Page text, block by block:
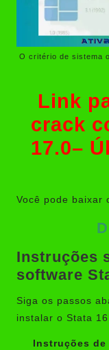
O critério de sistema
Link
crack
17.0–
Você pode baixar
Instruções
software
Siga os passos
instalar o Stata
Instruções